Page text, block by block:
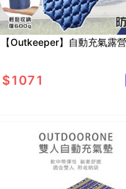
【Outkeeper】自動充氣露
$1071